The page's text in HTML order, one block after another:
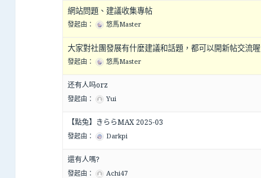
網站問題、建議收集專帖
發起由： 悠馬Master
大家對社團發展有什麼建議和話題，都可以開新帖交流喔
發起由： 悠馬Master
还有人吗orz
發起由： Yui
【點兔】きららMAX 2025-03
發起由： Darkpi
還有人嗎?
發起由： Achi47